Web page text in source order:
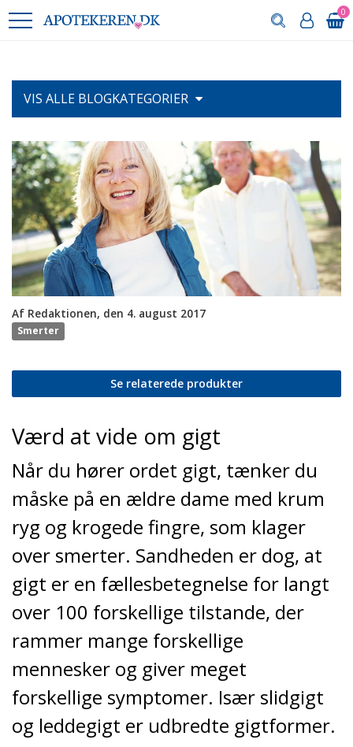
0
VIS ALLE BLOGKATEGORIER
Af Redaktionen, den 4. august 2017
Smerter
Se relaterede produkter
Værd at vide om gigt
Når du hører ordet gigt, tænker du
måske på en ældre dame med krum
ryg og krogede fingre, som klager
over smerter. Sandheden er dog, at
gigt er en fællesbetegnelse for langt
over 100 forskellige tilstande, der
rammer mange forskellige
mennesker og giver meget
forskellige symptomer. Især slidgigt
og leddegigt er udbredte gigtformer.